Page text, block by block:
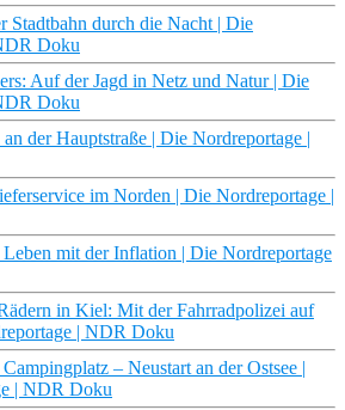
Stadtbahn durch die Nacht | Die
Doku
Auf der Jagd in Netz und Natur | Die
Doku
der Hauptstraße | Die Nordreportage |
im Norden | Die Nordreportage |
mit der Inflation | Die Nordreportage
in Kiel: Mit der Fahrradpolizei auf
| NDR Doku
– Neustart an der Ostsee |
| NDR Doku